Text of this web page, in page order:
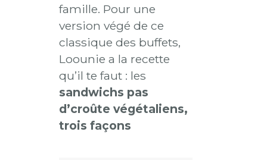
famille. Pour une
version végé de ce
classique des buffets,
Loounie a la recette
qu’il te faut : les
sandwichs pas
d’croûte végétaliens,
trois façons